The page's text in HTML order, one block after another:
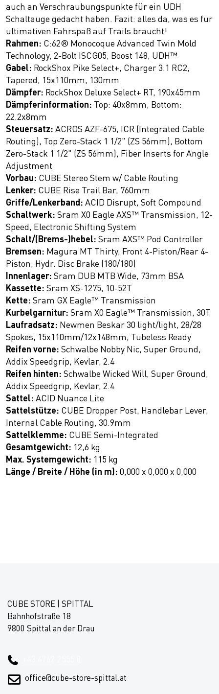
auch an Verschraubungspunkte für ein UDH
Schaltauge gedacht haben. Fazit: alles da, was es für
ultimativen Fahrspaß auf Trails braucht!
Rahmen: C:62® Monocoque Advanced Twin Mold
Technology, 2-Bolt ISCG05, Boost 148, UDH™
Gabel: RockShox Pike Select+, Charger 3.1 RC2,
Tapered, 15x110mm, 130mm
Dämpfer: RockShox Deluxe Select+ RT, 190x45mm
Dämpferinformation: Top: 40x8mm, Bottom:
22.2x8mm
Steuersatz: ACROS AZF-675, ICR (Integrated Cable
Routing), Top Zero-Stack 1 1/2" (ZS 56mm), Bottom
Zero-Stack 1 1/2" (ZS 56mm), Fiber Inserts for Angle
Adjustment
Vorbau: CUBE Stereo Stem w/ Cable Routing
Lenker: CUBE Rise Trail Bar, 760mm
Griffe/Lenkerband: ACID Disrupt, Soft Compound
Schaltwerk: Sram X0 Eagle AXS™ Transmission, 12-
Speed, Electronic Shifting System
Schalt/(Brems-)hebel: Sram AXS™ Pod Controller
Bremsen: Magura MT Thirty, Front 4-Piston/Rear 4-
Piston, Hydr. Disc Brake (180/180)
Innenlager: Sram DUB MTB Wide, 73mm BSA
Kassette: Sram XS-1275, 10-52T
Kette: Sram GX Eagle™ Transmission
Kurbelgarnitur: Sram X0 Eagle™ Transmission, 30T
Laufradsatz: Newmen Beskar 30 light/light, 28/28
Spokes, 15x110mm/12x148mm, Tubeless Ready
Reifen vorne: Schwalbe Nobby Nic, Super Ground,
Addix Speedgrip, Kevlar, 2.4
Reifen hinten: Schwalbe Wicked Will, Super Ground,
Addix Speedgrip, Kevlar, 2.4
Sattel: ACID Nuance Lite
Sattelstütze: CUBE Dropper Post, Handlebar Lever,
Internal Cable Routing, 30.9mm
Sattelklemme: CUBE Semi-Integrated
Gesamtgewicht: 12,6 kg
Max. Systemgewicht: 115 kg
Länge / Breite / Höhe (in m): 0,000 x 0,000 x 0,000
CUBE STORE | SPITTAL
Bahnhofstraße 18
9800 Spittal an der Drau
office@cube-store-spittal.at